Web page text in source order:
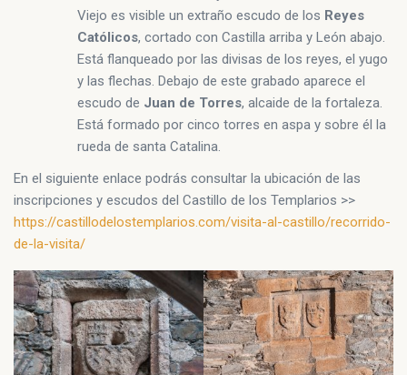
Viejo es visible un extraño escudo de los Reyes
Católicos, cortado con Castilla arriba y León abajo.
Está flanqueado por las divisas de los reyes, el yugo
y las flechas. Debajo de este grabado aparece el
escudo de Juan de Torres, alcaide de la fortaleza.
Está formado por cinco torres en aspa y sobre él la
rueda de santa Catalina.
En el siguiente enlace podrás consultar la ubicación de las
inscripciones y escudos del Castillo de los Templarios >>
https://castillodelostemplarios.com/visita-al-castillo/recorrido-
de-la-visita/